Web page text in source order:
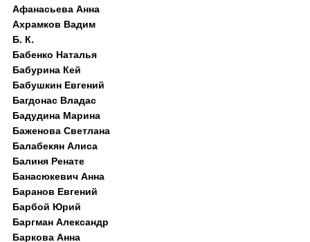
Афанасьева Анна
Ахрамков Вадим
Б. К.
Бабенко Наталья
Бабурина Кей
Бабушкин Евгений
Багдонас Владас
Бадудина Марина
Баженова Светлана
Балабекян Алиса
Балиня Ренате
Банасюкевич Анна
Баранов Евгений
Барбой Юрий
Баргман Александр
Баркова Анна